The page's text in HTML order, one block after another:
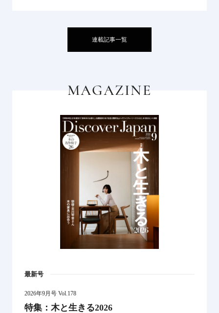
連載記事一覧
MAGAZINE
最新号
2026年9月号 Vol.178
特集：木と生きる2026